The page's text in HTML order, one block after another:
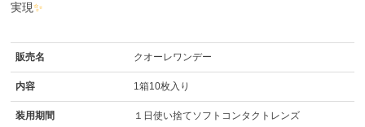
実現✨
販売名 クオーレワンデー
内容 1箱10枚入り
装用期間 １日使い捨てソフトコンタクトレンズ